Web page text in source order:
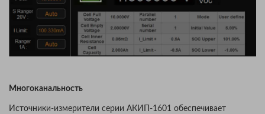
Многоканальность
Источники-измерители серии АКИП-1601 обеспечивает